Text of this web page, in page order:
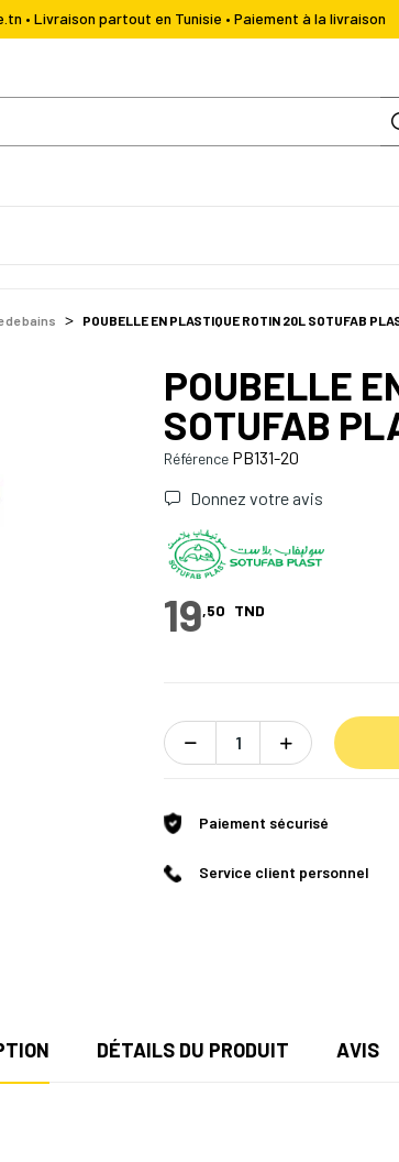
• Livraison partout en Tunisie • Paiement à la livraison
de bains POUBELLE EN PLASTIQUE ROTIN 20L SOTUFAB
POUBELLE
SOTUFAB
Référence PB131-20
Donnez votre avis
19,50 TND
Paiement sécurisé
Service client personnel
DÉTAILS DU PRODUIT AVIS